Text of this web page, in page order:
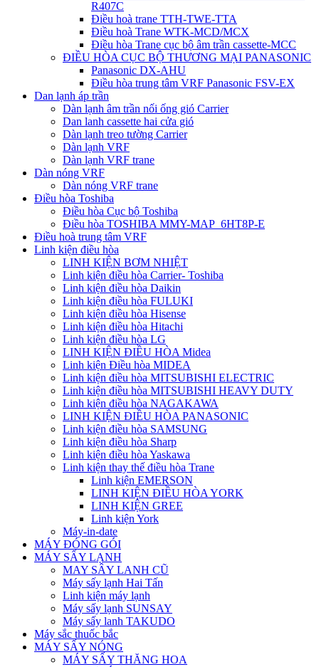
R407C
Điều hoà trane TTH-TWE-TTA
Điều hoà Trane WTK-MCD/MCX
Điều hòa Trane cục bộ âm trần cassette-MCC
ĐIỀU HÒA CỤC BỘ THƯƠNG MẠI PANASONIC
Panasonic DX-AHU
Điều hòa trung tâm VRF Panasonic FSV-EX
Dan lạnh áp trần
Dàn lạnh âm trần nối ống gió Carrier
Dan lanh cassette hai cửa gió
Dàn lạnh treo tường Carrier
Dàn lạnh VRF
Dàn lạnh VRF trane
Dàn nóng VRF
Dàn nóng VRF trane
Điều hòa Toshiba
Điều hòa Cục bộ Toshiba
Điều hòa TOSHIBA MMY-MAP_6HT8P-E
Điều hoà trung tâm VRF
Linh kiện điều hòa
LINH KIỆN BƠM NHIỆT
Linh kiện điều hòa Carrier- Toshiba
Linh kiện điều hòa Daikin
Linh kiện điều hòa FULUKI
Linh kiện điều hòa Hisense
Linh kiện điều hòa Hitachi
Linh kiện điều hòa LG
LINH KIỆN ĐIỀU HÒA Midea
Linh kiện Điều hòa MIDEA
Linh kiện điều hòa MITSUBISHI ELECTRIC
Linh kiện điều hòa MITSUBISHI HEAVY DUTY
Linh kiện điều hòa NAGAKAWA
LINH KIỆN ĐIỀU HÒA PANASONIC
Linh kiện điều hòa SAMSUNG
Linh kiện điều hòa Sharp
Linh kiện điều hòa Yaskawa
Linh kiện thay thế điều hòa Trane
Linh kiện EMERSON
LINH KIỆN ĐIỀU HÒA YORK
LINH KIỆN GREE
Linh kiện York
Máy-in-date
MÁY ĐÓNG GÓI
MÁY SẤY LẠNH
MAY SÂY LANH CŨ
Máy sấy lạnh Hai Tấn
Linh kiện máy lạnh
Máy sấy lạnh SUNSAY
Máy sấy lanh TAKUDO
Máy sắc thuốc bắc
MÁY SẤY NÓNG
MÁY SẤY THĂNG HOA